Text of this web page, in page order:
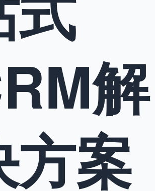
解
方案